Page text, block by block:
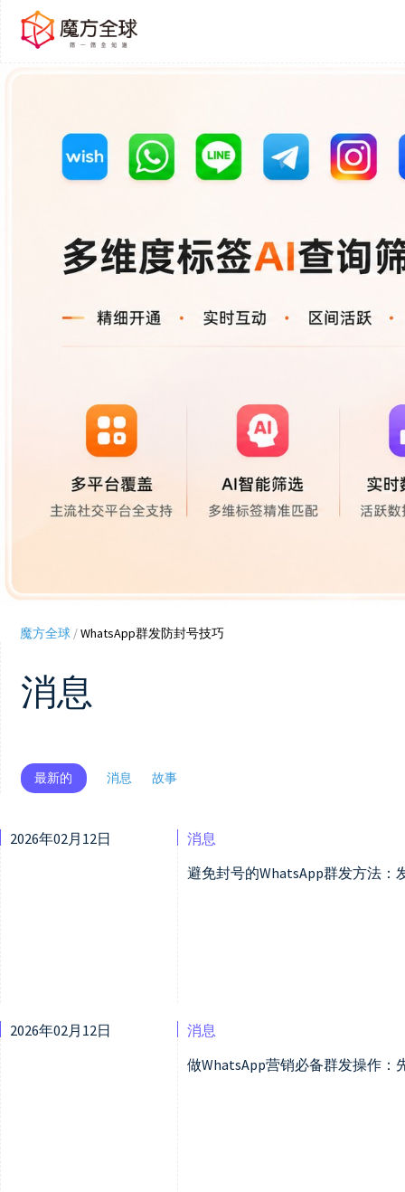
魔方全球/WhatsApp群发防封号技巧
消息
最新的 消息 故事
2026年02月12日
消息
避免封号的WhatsApp群发方法：
2026年02月12日
消息
做WhatsApp营销必备群发操作：